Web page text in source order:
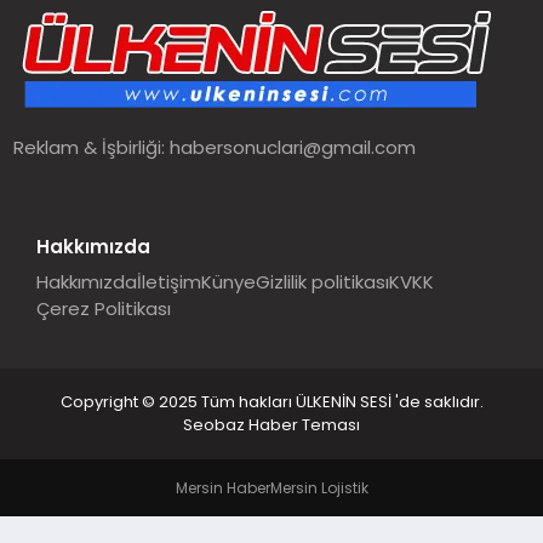
SPOR
MALATYA HABERLERI
Reklam & İşbirliği:habersonuclari@gmail.com
Hakkımızda
HakkımızdaİletişimKünyeGizlilik politikasıKVKK
Çerez Politikası
Copyright © 2025 Tüm hakları ÜLKENİN SESİ 'de saklıdır.
Seobaz Haber Teması
Mersin HaberMersin Lojistik